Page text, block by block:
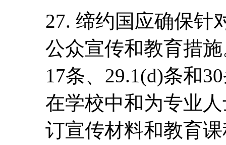
27. 缔约国应确保针
公众宣传和教育措
17条、29.1(d)条和
在学校中和为专业
订宣传材料和教育